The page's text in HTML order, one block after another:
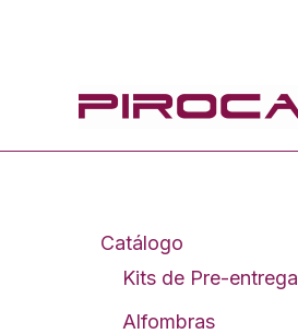
Catálogo
Kits de Pre-entrega
Alfombras